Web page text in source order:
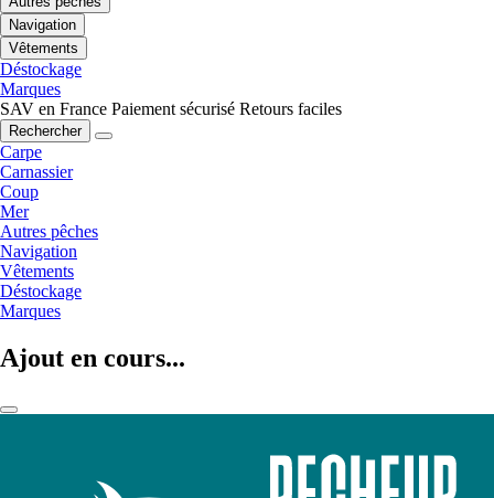
Navigation
Vêtements
Déstockage
Marques
SAV en France Paiement sécurisé Retours faciles
Rechercher
Carpe
Carnassier
Coup
Mer
Autres pêches
Navigation
Vêtements
Déstockage
Marques
Ajout en cours...